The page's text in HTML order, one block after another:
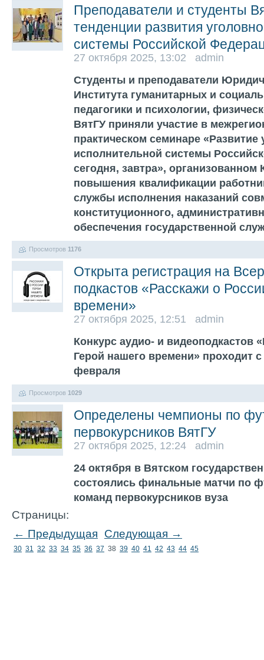
Преподаватели и студенты
тенденции развития
системы Российской
27 октября 2025, 13:02 admin
Студенты и преподаватели
Института гуманитарных и
педагогики и психологии,
ВятГУ приняли участие в
практическом семинаре «Развитие
исполнительной системы
сегодня, завтра», организованном
повышения квалификации
службы исполнения наказаний
конституционного,
обеспечения государственной
Просмотров 1176
Открыта регистрация на
подкастов «Расскажи о
времени»
27 октября 2025, 12:51 admin
Конкурс аудио- и видеоподкастов
Герой нашего времени» проходит с
февраля
Просмотров 1029
Определены чемпионы по
первокурсников ВятГУ
27 октября 2025, 12:24 admin
24 октября в Вятском
состоялись финальные матчи по
команд первокурсников вуза
Страницы:
← Предыдущая Следующая →
30 31 32 33 34 35 36 37 38 39 40 41 42 43 44 45